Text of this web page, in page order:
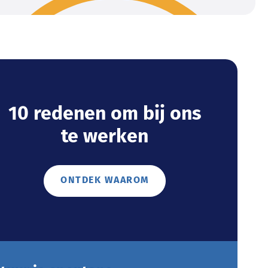
10 redenen om bij ons
te werken
ONTDEK WAAROM